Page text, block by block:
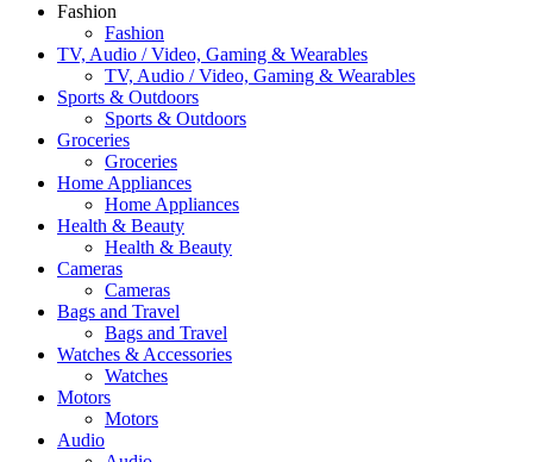
Fashion
Fashion
TV, Audio / Video, Gaming & Wearables
TV, Audio / Video, Gaming & Wearables
Sports & Outdoors
Sports & Outdoors
Groceries
Groceries
Home Appliances
Home Appliances
Health & Beauty
Health & Beauty
Cameras
Cameras
Bags and Travel
Bags and Travel
Watches & Accessories
Watches
Motors
Motors
Audio